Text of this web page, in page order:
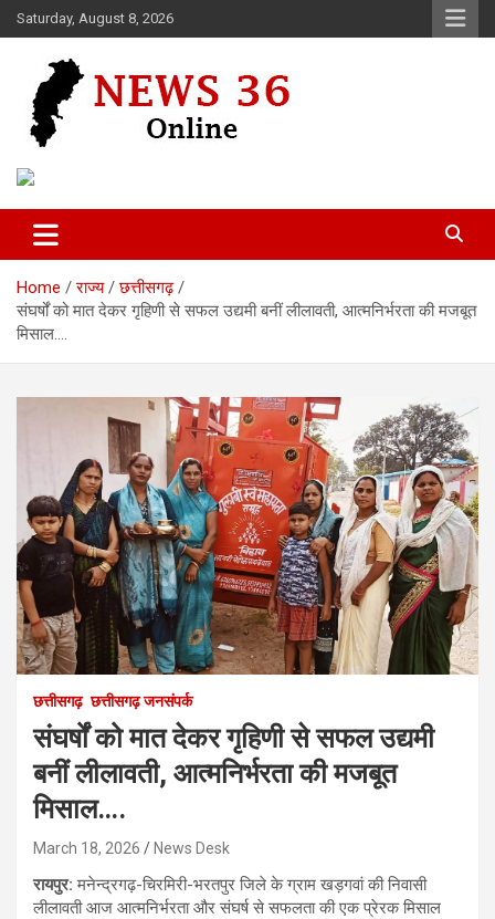
Skip
to
Saturday, August 8, 2026
News 36
Home राज्य
छत्तीसगढ़
संघर्षों को मात देकर गृहिणी से सफल उद्यमी बनीं लीलावती, आत्मनिर्भरता की मजबूत
मिसाल….
छत्तीसगढ़ छत्तीसगढ़ जनसंपर्क
संघर्षों को मात देकर गृहिणी से सफल उद्यमी
बनीं लीलावती, आत्मनिर्भरता की मजबूत
मिसाल….
March 18, 2026 News Desk
रायपुर:मनेन्द्रगढ़-चिरमिरी-भरतपुर जिले के ग्राम खड़गवां की निवासी
लीलावती आज आत्मनिर्भरता और संघर्ष से सफलता की एक प्रेरक मिसाल